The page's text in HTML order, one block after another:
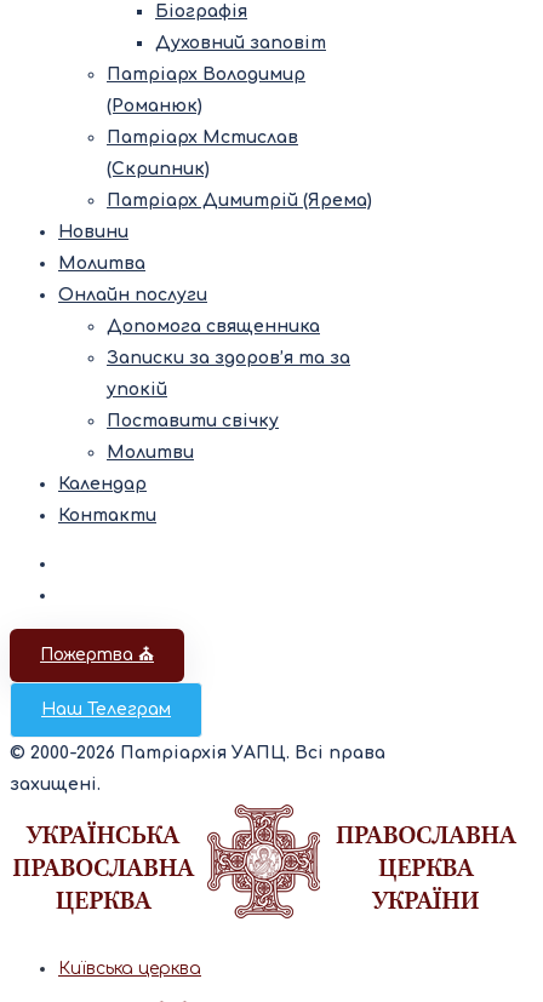
Біографія
Духовний заповіт
Патріарх Володимир
(Романюк)
Патріарх Мстислав
(Скрипник)
Патріарх Димитрій (Ярема)
Новини
Молитва
Онлайн послуги
Допомога священника
Записки за здоров’я та за
упокій
Поставити свічку
Молитви
Календар
Контакти
Пожертва ⛪️
Наш Телеграм
© 2000-2026 Патріархія УАПЦ. Всі права
захищені.
Київська церква